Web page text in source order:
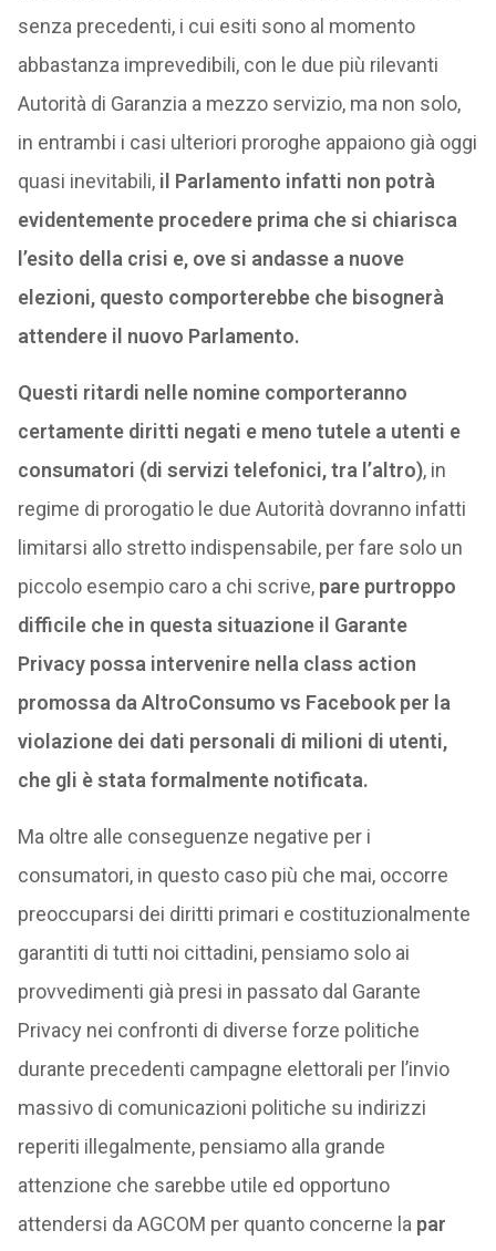
senza precedenti, i cui esiti sono al momento
abbastanza imprevedibili, con le due più rilevanti
Autorità di Garanzia a mezzo servizio, ma non solo,
in entrambi i casi ulteriori proroghe appaiono già oggi
quasi inevitabili,il Parlamento infatti non potrà
evidentemente procedere prima che si chiarisca
l’esito della crisi e, ove si andasse a nuove
elezioni, questo comporterebbe che bisognerà
attendere il nuovo Parlamento.
Questi ritardi nelle nomine comporteranno
certamente diritti negati e meno tutele a utenti e
consumatori (di servizi telefonici, tra l’altro), in
regime di prorogatio le due Autorità dovranno infatti
limitarsi allo stretto indispensabile, per fare solo un
piccolo esempio caro a chi scrive, pare purtroppo
difficile che in questa situazione il Garante
Privacy possa intervenire nella class action
promossa da AltroConsumo vs Facebook per la
violazione dei dati personali di milioni di utenti,
che gli è stata formalmente notificata.
Ma oltre alle conseguenze negative per i
consumatori, in questo caso più che mai, occorre
preoccuparsi dei diritti primari e costituzionalmente
garantiti di tutti noi cittadini, pensiamo solo ai
provvedimenti già presi in passato dal Garante
Privacy nei confronti di diverse forze politiche
durante precedenti campagne elettorali per l’invio
massivo di comunicazioni politiche su indirizzi
reperiti illegalmente, pensiamo alla grande
attenzione che sarebbe utile ed opportuno
attendersi da AGCOM per quanto concerne la par